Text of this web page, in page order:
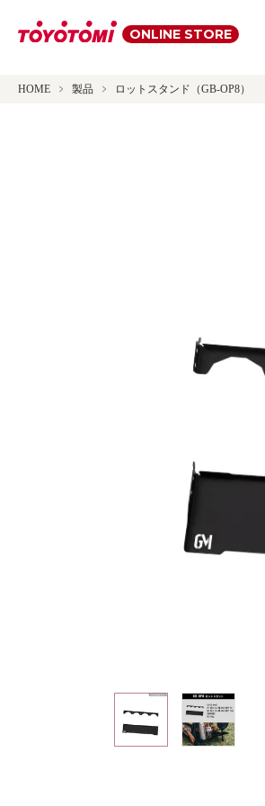
ONLINE STORE
HOME 製品 ロットスタンド（GB-OP8）